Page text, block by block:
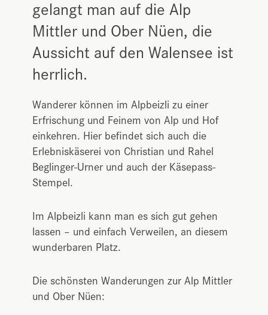
gelangt man auf die Alp
Mittler und Ober Nüen, die
Aussicht auf den Walensee ist
herrlich.
Wanderer können im Alpbeizli zu einer
Erfrischung und Feinem von Alp und Hof
einkehren. Hier befindet sich auch die
Erlebniskäserei von Christian und Rahel
Beglinger-Urner und auch der Käsepass-
Stempel.
Im Alpbeizli kann man es sich gut gehen
lassen – und einfach Verweilen, an diesem
wunderbaren Platz.
Die schönsten Wanderungen zur Alp Mittler
und Ober Nüen: